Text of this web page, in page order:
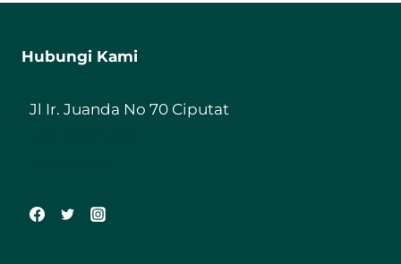
Hubungi Kami
Jl Ir. Juanda No 70 Ciputat